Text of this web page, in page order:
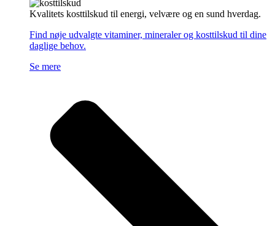
Kvalitets kosttilskud til energi, velvære og en sund hverdag.
Find nøje udvalgte vitaminer, mineraler og kosttilskud til dine
daglige behov.
Se mere